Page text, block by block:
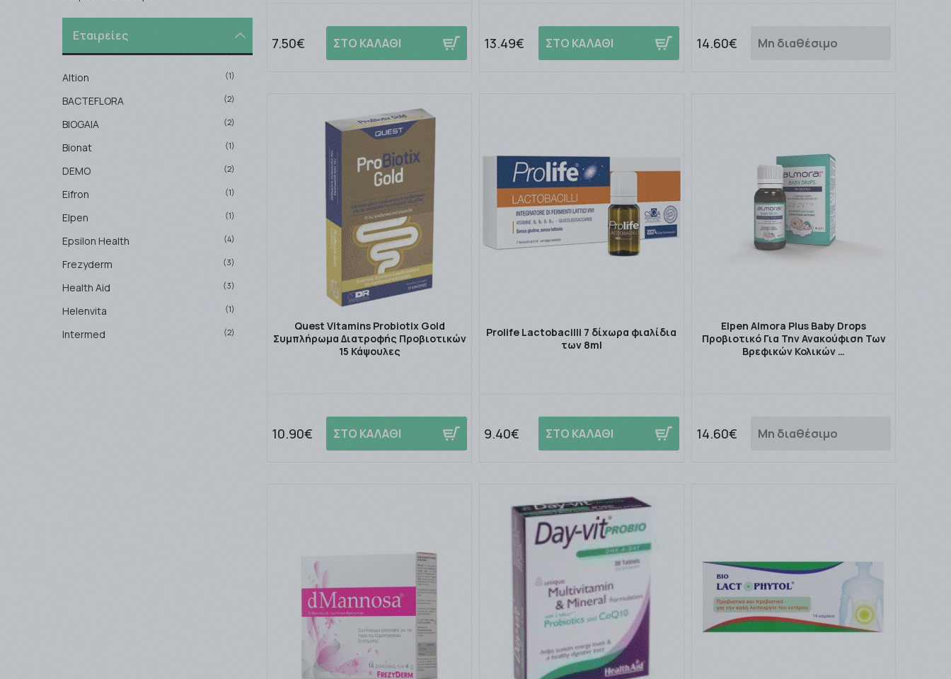
Εταιρείες
Altion (1)
BACTEFLORA (2)
BIOGAIA (2)
Bionat (1)
DEMO (2)
Eifron (1)
Elpen (1)
Epsilon Health (4)
Frezyderm (3)
Health Aid (3)
Helenvita (1)
Intermed (2)
7.50€ ΣΤΟ ΚΑΛΑΘΙ 13.49€ ΣΤΟ ΚΑΛΑΘΙ 14.60€ Μη διαθέσιμο
Quest Vitamins Probiotix Gold
Συμπλήρωμα Διατροφής Προβιοτικών
15 Κάψουλες
10.90€ ΣΤΟ ΚΑΛΑΘΙ
Prolife Lactobacilli 7 δίχωρα φιαλίδια
των 8ml
9.40€ ΣΤΟ ΚΑΛΑΘΙ
Elpen Almora Plus Baby Drops
Προβιοτικό Για Την Ανακούφιση Των
Βρεφικών Κολικών …
14.60€ Μη διαθέσιμο